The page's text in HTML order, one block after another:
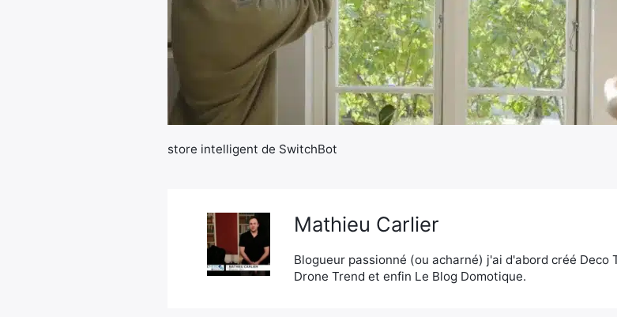
store intelligent de SwitchBot
Mathieu Carlier
Blogueur passionné (ou acharné) j'ai d'abord créé Deco
Drone Trend et enfin Le Blog Domotique.